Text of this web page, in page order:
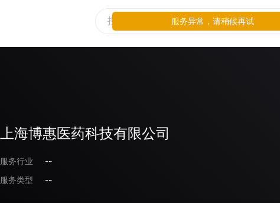
上海博惠医药科技有限公司
服务行业
--
服务类型
--
服务异常，请稍候再试